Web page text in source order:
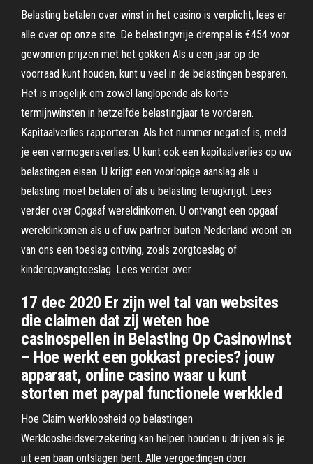
Belasting betalen over winst in het casino is verplicht, lees er
alle over op onze site. De belastingvrije drempel is €454 voor
gewonnen prijzen met het gokken Als u een jaar op de
voorraad kunt houden, kunt u veel in de belastingen besparen.
Het is mogelijk om zowel langlopende als korte
termijnwinsten in hetzelfde belastingjaar te vorderen.
Kapitaalverlies rapporteren. Als het nummer negatief is, meld
je een vermogensverlies. U kunt ook een kapitaalverlies op uw
belastingen eisen. U krijgt een voorlopige aanslag als u
belasting moet betalen of als u belasting terugkrijgt. Lees
verder over Opgaaf wereldinkomen. U ontvangt een opgaaf
wereldinkomen als u of uw partner buiten Nederland woont en
van ons een toeslag ontving, zoals zorgtoeslag of
kinderopvangtoeslag. Lees verder over
17 dec 2020 Er zijn wel tal van websites
die claimen dat zij weten hoe
casinospellen in Belasting Op Casinowinst
– Hoe werkt een gokkast precies? jouw
apparaat, online casino waar u kunt
storten met paypal functionele werkkled
Hoe Claim werkloosheid op belastingen
Werkloosheidsverzekering kan helpen houden u drijven als je
uit een baan ontslagen bent. Alle vergoedingen door